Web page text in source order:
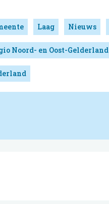
Laag Nieuws
Noord- en Oost-Gelderland